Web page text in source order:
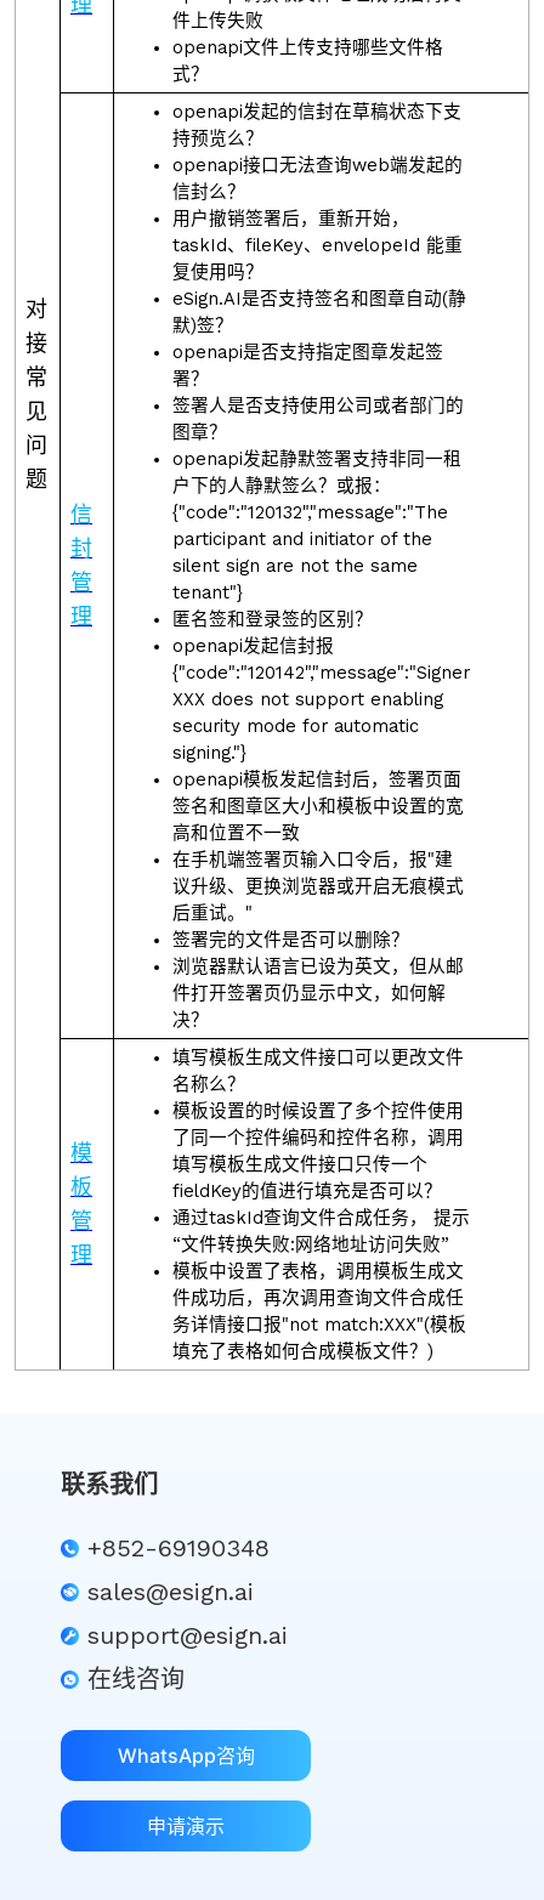
对
接
常
见
问
题
件上传失败
openapi文件上传支持哪些文件格
式？
信
封
管
理
openapi发起的信封在草稿状态下支
持预览么？
openapi接口无法查询web端发起的
信封么？
用户撤销签署后，重新开始，
taskId、fileKey、envelopeId 能重
复使用吗？
eSign.AI是否支持签名和图章自动(静
默)签？
openapi是否支持指定图章发起签
署？
签署人是否支持使用公司或者部门的
图章？
openapi发起静默签署支持非同一租
户下的人静默签么？或报：
{"code":"120132","message":"The
participant and initiator of the
silent sign are not the same
tenant"}
匿名签和登录签的区别？
openapi发起信封报
{"code":"120142","message":"Signer
XXX does not support enabling
security mode for automatic
signing."}
openapi模板发起信封后，签署页面
签名和图章区大小和模板中设置的宽
高和位置不一致
在手机端签署页输入口令后，报"建
议升级、更换浏览器或开启无痕模式
后重试。"
签署完的文件是否可以删除？
浏览器默认语言已设为英文，但从邮
件打开签署页仍显示中文，如何解
决？
模
板
管
理
填写模板生成文件接口可以更改文件
名称么？
模板设置的时候设置了多个控件使用
了同一个控件编码和控件名称，调用
填写模板生成文件接口只传一个
fieldKey的值进行填充是否可以？
通过taskId查询文件合成任务， 提示
“文件转换失败:网络地址访问失败”
模板中设置了表格，调用模板生成文
件成功后，再次调用查询文件合成任
务详情接口报"not match:XXX"(模板
填充了表格如何合成模板文件？)
联系我们
+852-69190348
sales@esign.ai
support@esign.ai
在线咨询
WhatsApp咨询
申请演示